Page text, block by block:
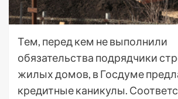
Тем, перед кем не выполнили
обязательства подрядчики
жилых домов, в Госдуме
кредитные каникулы.